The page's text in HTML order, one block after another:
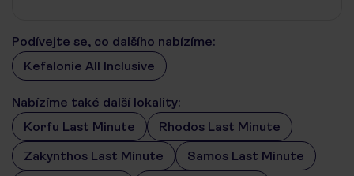
Podívejte se, co dalšího nabízíme:
Kefalonie All Inclusive
Nabízíme také další lokality:
Korfu Last Minute
Rhodos Last Minute
Zakynthos Last Minute
Samos Last Minute